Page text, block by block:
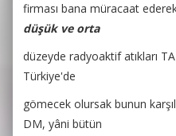
firması bana müracaat
düşük ve orta
düzeyde radyoaktif atıkları
Türkiye'de
gömecek olursak bunun
DM, yâni bütün